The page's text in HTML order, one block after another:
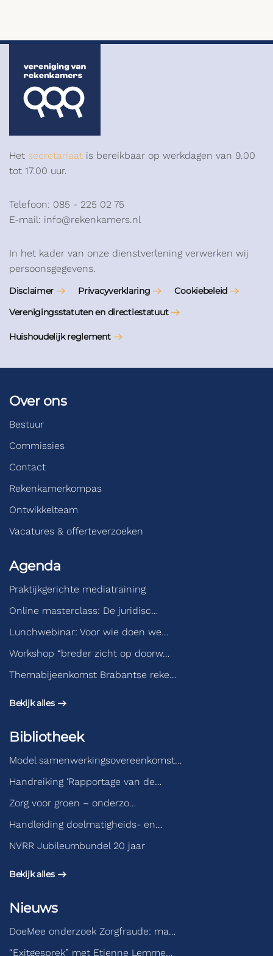
Het secretariaat is bereikbaar op werkdagen van 9.00
tot 17.00 uur.
Telefoon: 085 - 225 02 75
E-mail: info@rekenkamers.nl
In het kader van onze dienstverlening verwerken wij
persoonsgegevens.
Disclaimer Privacyverklaring
Cookiebeleid
Verenigingsstatuten en directiestatuut
Huishoudelijk reglement
Over ons
Bestuur
Commissies
Contact
Rekenkamerkompas
Ontwikkelteam
Vacatures & offerteverzoeken
Agenda
Praktijkgerichte mediatraining
Online masterclass: De juridisc…
Lunchwebinar: Voor wie doen we…
Workshop “breder zicht op doorw…
Themabijeenkomst Brabantse reke…
Bekijk alles
Bibliotheek
Model samenwerkingsovereenkomst…
Handreiking ‘Rapportage van de…
Zorg voor groen – onderzo…
Handleiding doelmatigheids- en…
NVRR Jubileumbundel 20 jaar
Bekijk alles
Nieuws
DoeMee onderzoek Zorgfraude: ma…
“Exitgesprek” met Etienne Lemme…